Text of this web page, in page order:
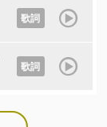
歌詞
歌詞